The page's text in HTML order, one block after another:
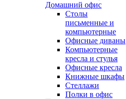
Домашний офис
Столы
письменные и
компьютерные
Офисные диваны
Компьютерные
кресла и стулья
Офисные кресла
Книжные шкафы
Стеллажи
Полки в офис